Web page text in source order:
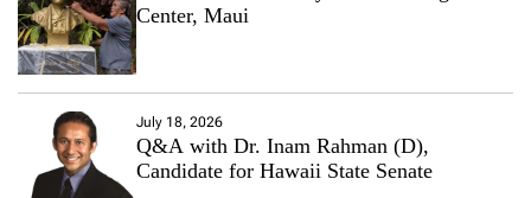
Center, Maui
July 18, 2026
Q&A with Dr. Inam Rahman (D),
Candidate for Hawaii State Senate